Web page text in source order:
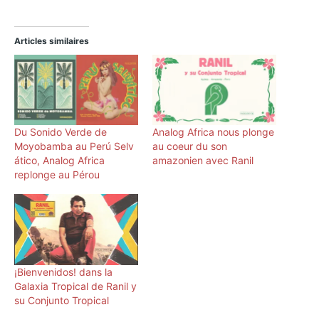
Articles similaires
Du Sonido Verde de
Moyobamba au Perú Selv​
á​tico, Analog Africa
replonge au Pérou
Analog Africa nous plonge
au coeur du son
amazonien avec Ranil
¡Bienvenidos! dans la
Galaxia Tropical de Ranil y
su Conjunto Tropical